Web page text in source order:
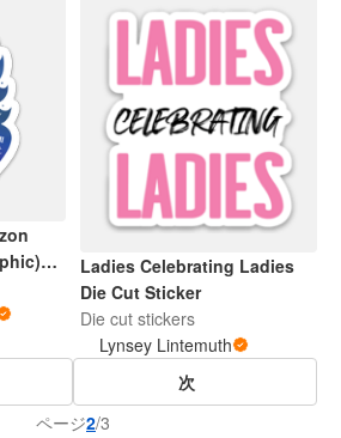
Ladies Celebrating Ladies
Die Cut Sticker
Die cut stickers
Lynsey Lintemuth
次
ページ2/3